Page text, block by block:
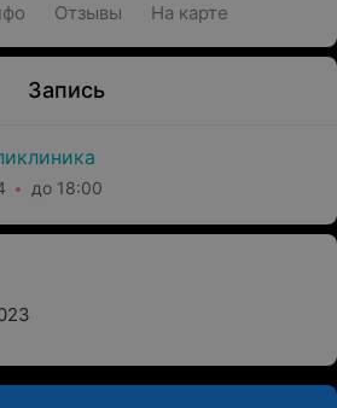
Отзывы На карте
Запись
до 18:00